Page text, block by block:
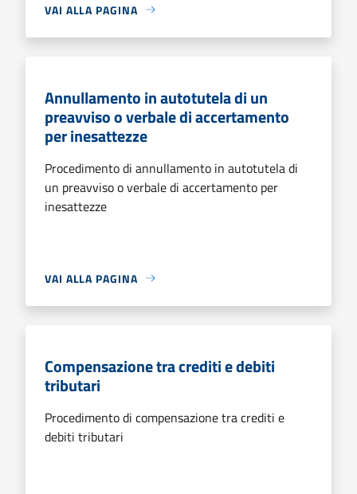
VAI ALLA PAGINA
Annullamento in autotutela di un
preavviso o verbale di accertamento
per inesattezze
Procedimento di annullamento in autotutela di
un preavviso o verbale di accertamento per
inesattezze
VAI ALLA PAGINA
Compensazione tra crediti e debiti
tributari
Procedimento di compensazione tra crediti e
debiti tributari